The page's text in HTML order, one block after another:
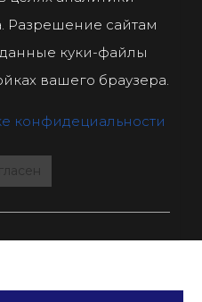
Разрешение сайтам
данные куки-файлы
вашего браузера.
конфидециальности